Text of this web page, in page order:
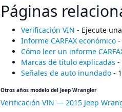
Páginas
Verificación VIN - Ejecute
Informe CARFAX económico -
Cómo leer un informe
Marcas de título explicadas -
Señales de auto inundado -
Otros años modelo del Jeep Wrangler
Verificación VIN — 2015 Jeep